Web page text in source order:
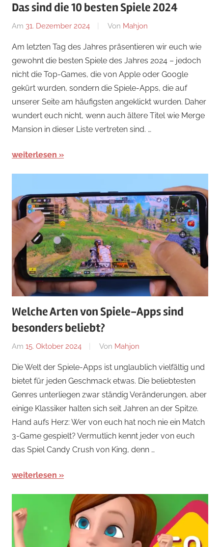
Das sind die 10 besten Spiele 2024
Am 31. Dezember 2024 Von Mahjon
Am letzten Tag des Jahres präsentieren wir euch wie
gewohnt die besten Spiele des Jahres 2024 – jedoch
nicht die Top-Games, die von Apple oder Google
gekürt wurden, sondern die Spiele-Apps, die auf
unserer Seite am häufigsten angeklickt wurden. Daher
wundert euch nicht, wenn auch ältere Titel wie Merge
Mansion in dieser Liste vertreten sind. …
weiterlesen
Welche Arten von Spiele-Apps sind
besonders beliebt?
Am 15. Oktober 2024 Von Mahjon
Spiele,
Arcade-
Spiele
Die Welt der Spiele-Apps ist unglaublich vielfältig und
bietet für jeden Geschmack etwas. Die beliebtesten
Genres unterliegen zwar ständig Veränderungen, aber
einige Klassiker halten sich seit Jahren an der Spitze.
Hand aufs Herz: Wer von euch hat noch nie ein Match
3-Game gespielt? Vermutlich kennt jeder von euch
das Spiel Candy Crush von King, denn …
weiterlesen